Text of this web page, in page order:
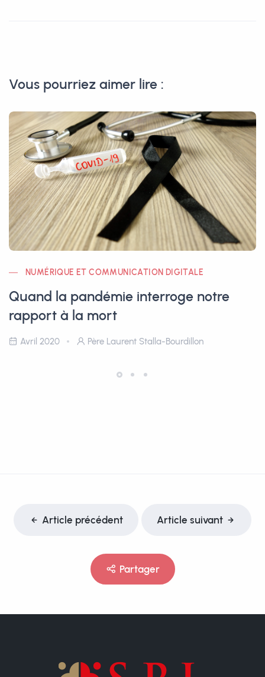
Vous pourriez aimer lire :
NUMÉRIQUE ET COMMUNICATION DIGITALE
Quand la pandémie interroge notre
rapport à la mort
Avril 2020 Père Laurent Stalla-Bourdillon
Article précédent Article suivant
Partager